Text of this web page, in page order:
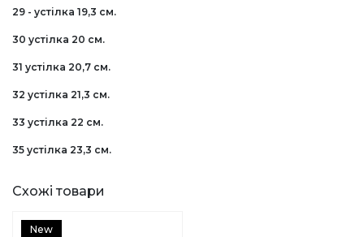
29 - устілка 19,3 см.
30 устілка 20 см.
31 устілка 20,7 см.
32 устілка 21,3 см.
33 устілка 22 см.
35 устілка 23,3 см.
Схожі товари
New